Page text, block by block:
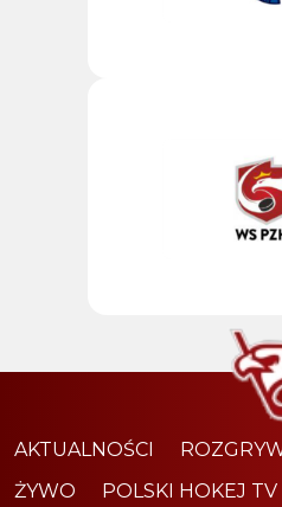
AKTUALNOŚCI
ŻYWO
POLSKI HOKEJ TV